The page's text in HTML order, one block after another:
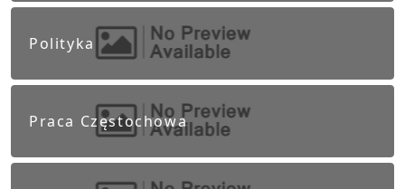
Polityka
Praca Częstochowa